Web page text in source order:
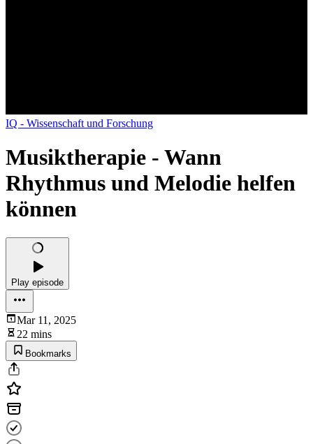
IQ - Wissenschaft und Forschung
Musiktherapie - Wann
Rhythmus und Melodie helfen
können
Play episode
Mar 11, 2025
22 mins
Bookmarks